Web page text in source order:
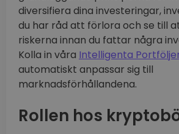
diversifiera dina investeringar,
du har råd att förlora och se till
riskerna innan du fattar några
Kolla in våra Intelligenta
automatiskt anpassar sig till
marknadsförhållandena.
Rollen hos